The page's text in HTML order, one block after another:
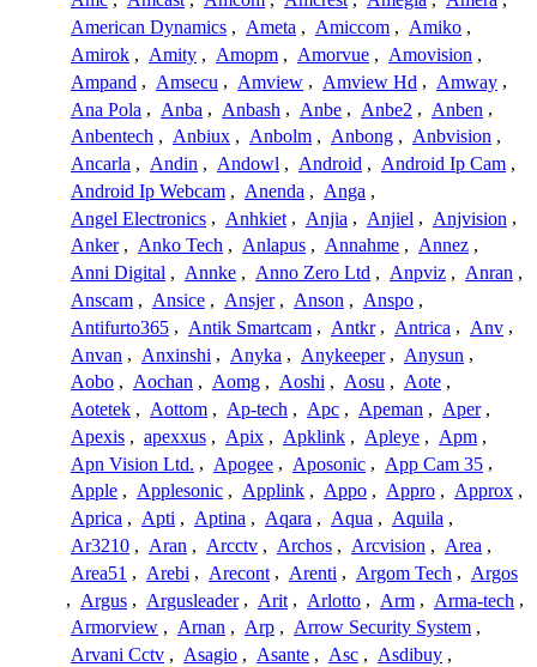
American Dynamics , Ameta , Amiccom , Amiko ,
Amirok , Amity , Amopm , Amorvue , Amovision ,
Ampand , Amsecu , Amview , Amview Hd , Amway ,
Ana Pola , Anba , Anbash , Anbe , Anbe2 , Anben ,
Anbentech , Anbiux , Anbolm , Anbong , Anbvision ,
Ancarla , Andin , Andowl , Android , Android Ip Cam ,
Android Ip Webcam , Anenda , Anga ,
Angel Electronics , Anhkiet , Anjia , Anjiel , Anjvision ,
Anker , Anko Tech , Anlapus , Annahme , Annez ,
Anni Digital , Annke , Anno Zero Ltd , Anpviz , Anran ,
Anscam , Ansice , Ansjer , Anson , Anspo ,
Antifurto365 , Antik Smartcam , Antkr , Antrica , Anv ,
Anvan , Anxinshi , Anyka , Anykeeper , Anysun ,
Aobo , Aochan , Aomg , Aoshi , Aosu , Aote ,
Aotetek , Aottom , Ap-tech , Apc , Apeman , Aper ,
Apexis , apexxus , Apix , Apklink , Apleye , Apm ,
Apn Vision Ltd. , Apogee , Aposonic , App Cam 35 ,
Apple , Applesonic , Applink , Appo , Appro , Approx ,
Aprica , Apti , Aptina , Aqara , Aqua , Aquila ,
Ar3210 , Aran , Arcctv , Archos , Arcvision , Area ,
Area51 , Arebi , Arecont , Arenti , Argom Tech , Argos
, Argus , Argusleader , Arit , Arlotto , Arm , Arma-tech ,
Armorview , Arnan , Arp , Arrow Security System ,
Arvani Cctv , Asagio , Asante , Asc , Asdibuy ,